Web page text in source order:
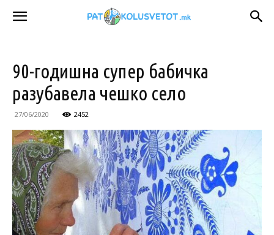
90-годишна супер бабичка
разубавела чешко село
27/06/2020 2452